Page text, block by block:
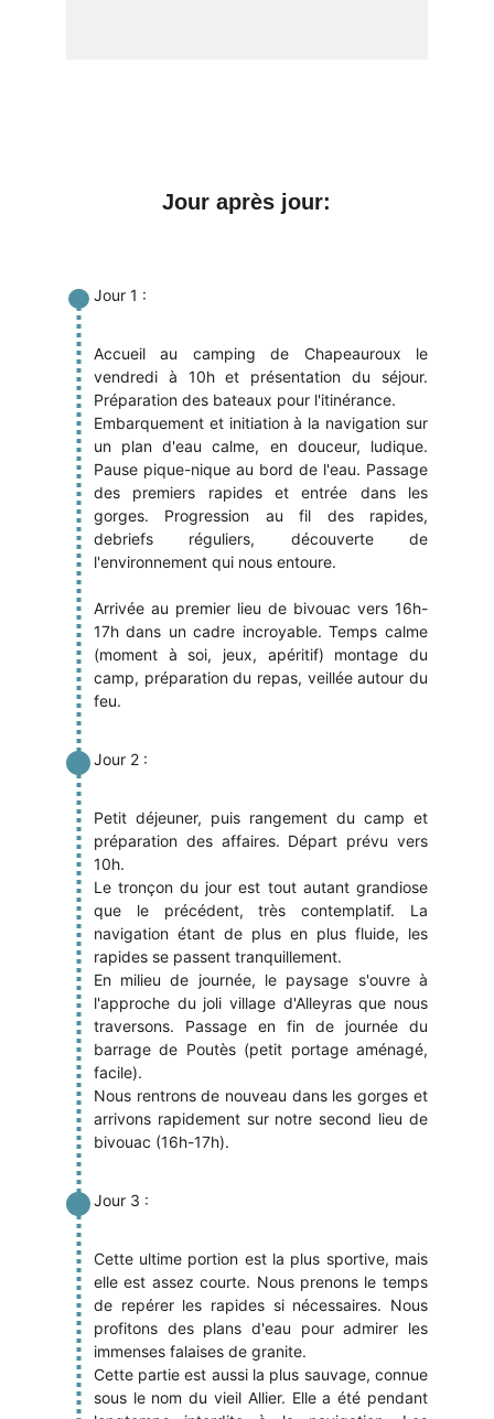
Jour 1​ :
Accueil au camping de Chapeauroux le
vendredi à 10h et présentation du séjour.
Préparation des bateaux pour l'itinérance.
Embarquement et initiation à la navigation sur
un plan d'eau calme, en douceur, ludique.
Pause pique-nique au bord de l'eau. Passage
des premiers rapides et entrée dans les
gorges. Progression au fil des rapides,
debriefs réguliers, découverte de
l'environnement qui nous entoure.
Arrivée au premier lieu de bivouac vers 16h-
17h dans un cadre incroyable. Temps calme
(moment à soi, jeux, apéritif) montage du
camp, préparation du repas, veillée autour du
feu.
Jour 2 :
Petit déjeuner, puis rangement du camp et
préparation des affaires. Départ prévu vers
10h.
Le tronçon du jour est tout autant grandiose
que le précédent, très contemplatif. La
navigation étant de plus en plus fluide, les
rapides se passent tranquillement.
En milieu de journée, le paysage s'ouvre à
l'approche du joli village d'Alleyras que nous
traversons. Passage en fin de journée du
barrage de Poutès (petit portage aménagé,
facile).
Nous rentrons de nouveau dans les gorges et
arrivons rapidement sur notre second lieu de
bivouac (16h-17h).
Jour 3 :
Cette ultime portion est la plus sportive, mais
elle est assez courte. Nous prenons le temps
de repérer les rapides si nécessaires. Nous
profitons des plans d'eau pour admirer les
immenses falaises de granite.
Cette partie est aussi la plus sauvage, connue
sous le nom du vieil Allier. Elle a été pendant
Jour après jour: